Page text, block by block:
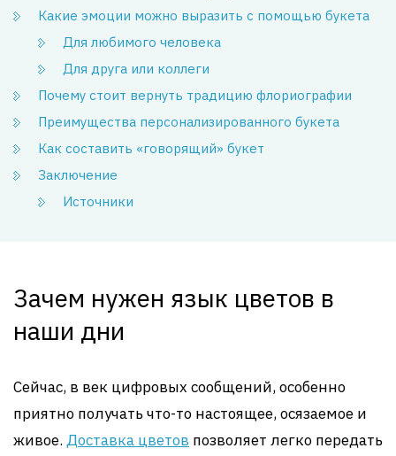
Какие эмоции можно выразить с помощью букета
Для любимого человека
Для друга или коллеги
Почему стоит вернуть традицию флориографии
Преимущества персонализированного букета
Как составить «говорящий» букет
Заключение
Источники
Зачем нужен язык цветов в
наши дни
Сейчас, в век цифровых сообщений, особенно
приятно получать что-то настоящее, осязаемое и
живое. Доставка цветов позволяет легко передать